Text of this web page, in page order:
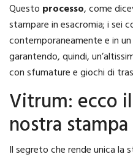
Questo processo, come
stampare in esacromia; i sei
contemporaneamente e in
garantendo, quindi,
con sfumature e giochi di
Vitrum: ecco
nostra stampa
Il segreto che rende unica la